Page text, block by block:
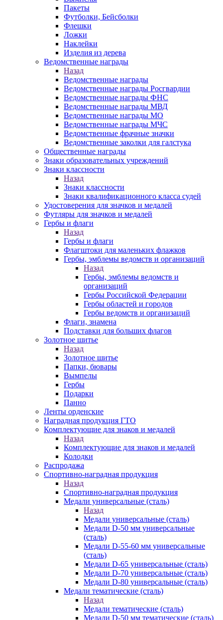
Пакеты
Футболки, Бейсболки
Флешки
Ложки
Наклейки
Изделия из дерева
Ведомственные награды
Назад
Ведомственные награды
Ведомственные награды Росгвардии
Ведомственные награды ФНС
Ведомственные награды МВД
Ведомственные награды МО
Ведомственные награды МЧС
Ведомственные фрачные значки
Ведомственные заколки для галстука
Общественные награды
Знаки образовательных учреждений
Знаки классности
Назад
Знаки классности
Знаки квалификационного класса судей
Удостоверения для значков и медалей
Футляры для значков и медалей
Гербы и флаги
Назад
Гербы и флаги
Флагштоки для маленьких флажков
Гербы, эмблемы ведомств и организаций
Назад
Гербы, эмблемы ведомств и
организаций
Гербы Российской Федерации
Гербы областей и городов
Гербы ведомств и организаций
Флаги, знамена
Подставки для больших флагов
Золотное шитье
Назад
Золотное шитье
Папки, бювары
Вымпелы
Гербы
Подарки
Панно
Ленты орденские
Наградная продукция ГТО
Комплектующие для знаков и медалей
Назад
Комплектующие для знаков и медалей
Колодки
Распродажа
Спортивно-наградная продукция
Назад
Спортивно-наградная продукция
Медали универсальные (сталь)
Назад
Медали универсальные (сталь)
Медали D-50 мм универсальные
(сталь)
Медали D-55-60 мм универсальные
(сталь)
Медали D-65 универсальные (сталь)
Медали D-70 универсальные (сталь)
Медали D-80 универсальные (сталь)
Медали тематические (сталь)
Назад
Медали тематические (сталь)
Медали D-50 мм тематические (сталь)